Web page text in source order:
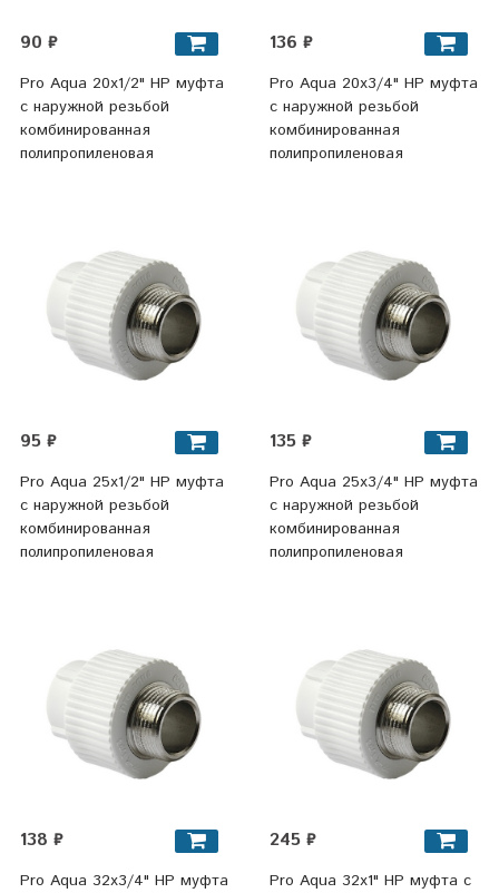
90 ₽
Pro Aqua 20х1/2" НР муфта
с наружной резьбой
комбинированная
полипропиленовая
136 ₽
Pro Aqua 20х3/4" НР муфта
с наружной резьбой
комбинированная
полипропиленовая
95 ₽
Pro Aqua 25х1/2" НР муфта
с наружной резьбой
комбинированная
полипропиленовая
135 ₽
Pro Aqua 25х3/4" НР муфта
с наружной резьбой
комбинированная
полипропиленовая
138 ₽
Pro Aqua 32х3/4" НР муфта
245 ₽
Pro Aqua 32х1" НР муфта с